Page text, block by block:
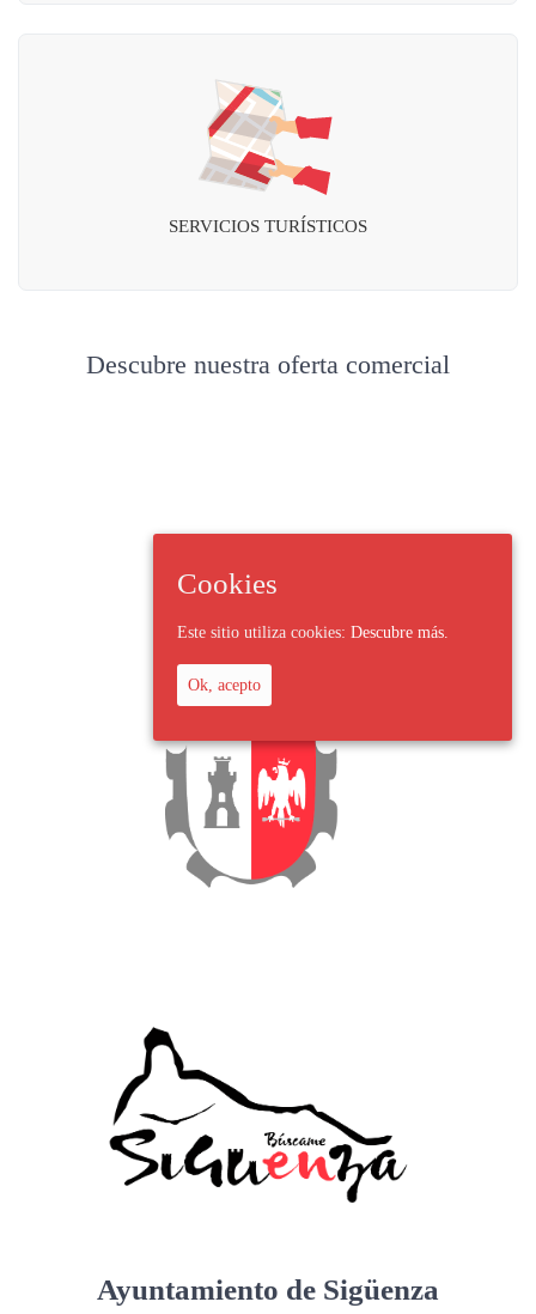
SERVICIOS TURÍSTICOS
Descubre nuestra oferta comercial
Ayuntamiento de Sigüenza
Cookies
Este sitio utiliza cookies: Descubre más.
Ok, acepto